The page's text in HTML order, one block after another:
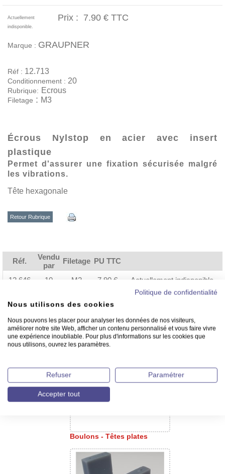
Actuellement
indisponible.
Prix : 7.90 € TTC
Marque : GRAUPNER
Réf : 12.713
Conditionnement : 20
Rubrique: Ecrous
Filetage : M3
Écrous Nylstop en acier avec insert
plastique
Permet d'assurer une fixation sécurisée malgré
les vibrations.
Tête hexagonale
Retour Rubrique
Réf.
Vendu
par
Filetage PU TTC
12.646 10 M2 7.90 € Actuellement indisponible.
Actuellement indisponible.
New Cap Maquettes
vous recommande
Boulons - Têtes plates
Politique de confidentialité
Nous utilisons des cookies
Nous pouvons les placer pour analyser les données de nos visiteurs,
améliorer notre site Web, afficher un contenu personnalisé et vous faire vivre
une expérience inoubliable. Pour plus d'informations sur les cookies que
nous utilisons, ouvrez les paramètres.
Refuser Paramétrer
Accepter tout